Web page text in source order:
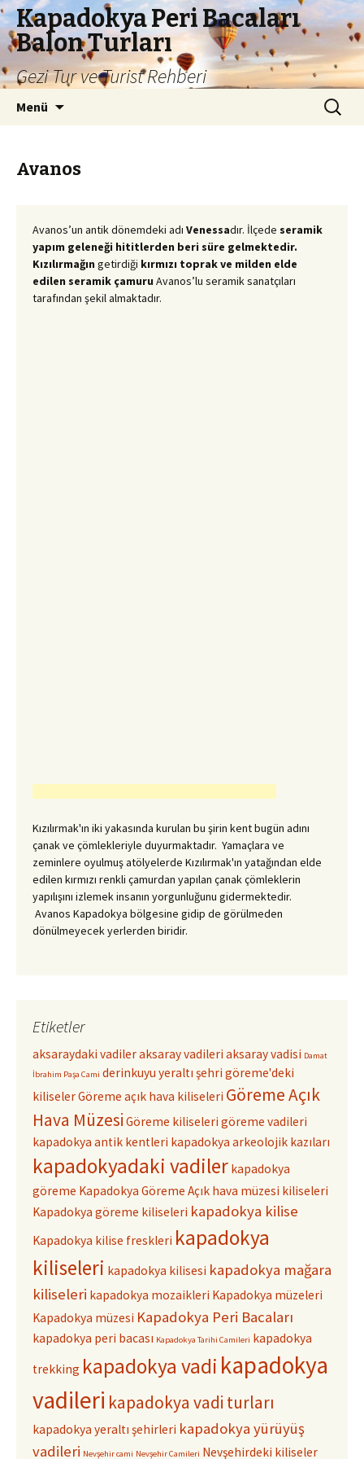
Kapadokya Peri Bacaları
Balon Turları
Gezi Tur ve Turist Rehberi
Menü Arama:
Avanos
Avanos’un antik dönemdeki adı Venessadır. İlçede seramik
yapım geleneği hititlerden beri süre gelmektedir.
Kızılırmağın getirdiği kırmızı toprak ve milden elde
edilen seramik çamuru Avanos’lu seramik sanatçıları
tarafından şekil almaktadır.
Kızılırmak'ın iki yakasında kurulan bu şirin kent bugün adını
çanak ve çömlekleriyle duyurmaktadır. Yamaçlara ve
zeminlere oyulmuş atölyelerde Kızılırmak'ın yatağından elde
edilen kırmızı renkli çamurdan yapılan çanak çömleklerin
yapılışını izlemek insanın yorgunluğunu gidermektedir.
Avanos Kapadokya bölgesine gidip de görülmeden
dönülmeyecek yerlerden biridir.
Etiketler
aksaraydaki vadileraksaray vadileri aksaray vadisi Damat
İbrahim Paşa Cami derinkuyu yeraltı şehri göreme'deki
kiliselerGöreme açık hava kiliseleri Göreme Açık
Hava Müzesi Göreme kiliseleri göreme vadileri
kapadokya antik kentleri kapadokya arkeolojik kazıları
kapadokyadaki vadiler kapadokya
göreme Kapadokya Göreme Açık hava müzesi kiliseleri
Kapadokya göreme kiliseleri kapadokya kilise
Kapadokya kilise freskleri kapadokya
kiliseleri kapadokya kilisesi kapadokya mağara
kiliseleri kapadokya mozaikleri Kapadokya müzeleri
Kapadokya müzesi Kapadokya Peri Bacaları
kapadokya peri bacası Kapadokya Tarihi Camileri kapadokya
trekking kapadokya vadi kapadokya
vadileri kapadokya vadi turları
kapadokya yeraltı şehirleri kapadokya yürüyüş
vadileri Nevşehir cami Nevşehir Camileri Nevşehirdeki kiliseler